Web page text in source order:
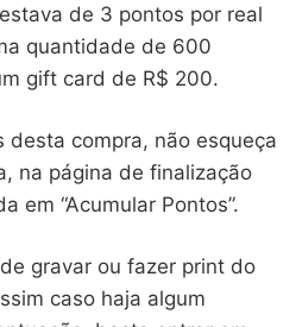
de 3 pontos por real
quantidade de 600
gift card de R$ 200.
desta compra, não esqueça
na página de finalização
em “Acumular Pontos”.
gravar ou fazer print do
caso haja algum